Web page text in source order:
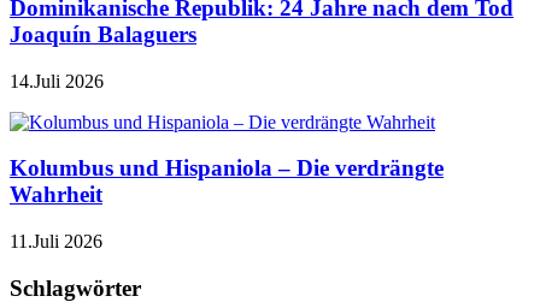
Dominikanische Republik: 24 Jahre nach dem Tod
Joaquín Balaguers
14.Juli 2026
Kolumbus und Hispaniola – Die verdrängte
Wahrheit
11.Juli 2026
Schlagwörter